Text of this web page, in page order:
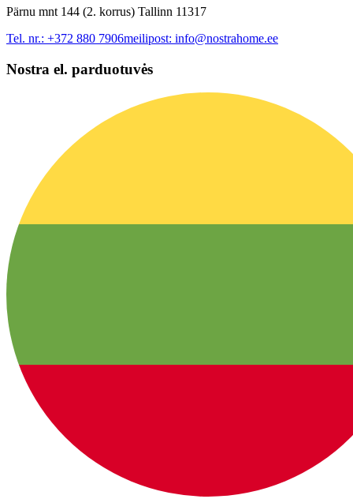
Pärnu mnt 144 (2. korrus) Tallinn 11317
Tel. nr.: +372 880 7906meilipost: info@nostrahome.ee
Nostra el. parduotuvės